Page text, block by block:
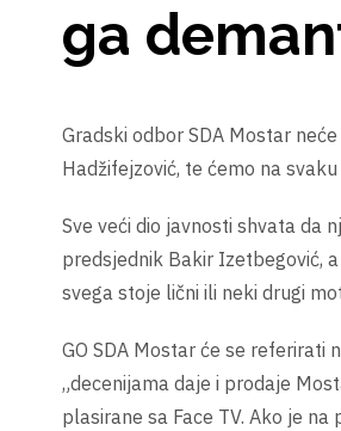
ga
Gradski odbor SDA Mostar
Hadžifejzović, te ćemo na
Sve veći dio javnosti shvata da
predsjednik Bakir Izetbegović,
svega stoje lični ili neki drugi
GO SDA Mostar će se referirati
„decenijama daje i prodaje
plasirane sa Face TV. Ako je